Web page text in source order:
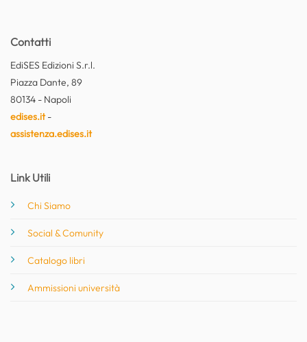
Contatti
EdiSES Edizioni S.r.l.
Piazza Dante, 89
80134 - Napoli
edises.it-
assistenza.edises.it
Link Utili
Chi Siamo
Social & Comunity
Catalogo libri
Ammissioni università